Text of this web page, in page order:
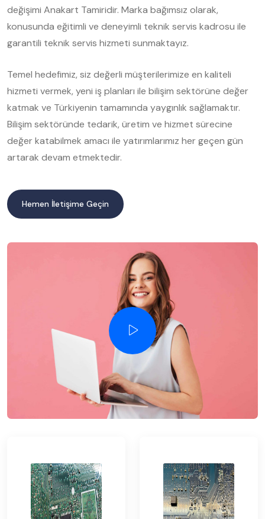
değişimi Anakart Tamiridir. Marka bağımsız olarak,
konusunda eğitimli ve deneyimli teknik servis kadrosu ile
garantili teknik servis hizmeti sunmaktayız.
Temel hedefimiz, siz değerli müşterilerimize en kaliteli
hizmeti vermek, yeni iş planları ile bilişim sektörüne değer
katmak ve Türkiyenin tamamında yaygınlık sağlamaktır.
Bilişim sektöründe tedarik, üretim ve hizmet sürecine
değer katabilmek amacı ile yatırımlarımız her geçen gün
artarak devam etmektedir.
Hemen İletişime Geçin